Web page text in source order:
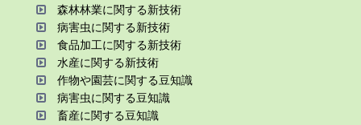
森林林業に関する新技術
病害⾍に関する新技術
⾷品加⼯に関する新技術
⽔産に関する新技術
作物や園芸に関する⾖知識
病害⾍に関する⾖知識
畜産に関する⾖知識